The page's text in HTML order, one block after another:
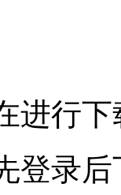
进行下
登录后